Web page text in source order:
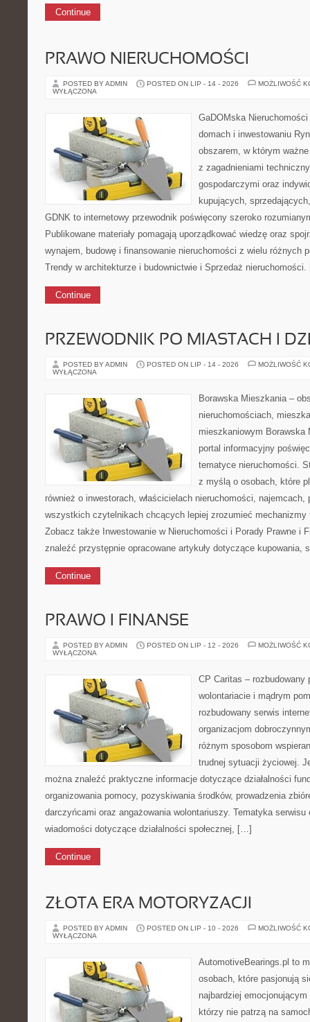
Continue
PRAWO NIERUCHOMOŚCI
POSTED BY ADMIN POSTED ON LIP - 14 - 2026
MOŻLIWOŚĆ
WYŁĄCZONA
GaDOMska
domach i inwestowaniu
obszarem, w którym
z zagadnieniami
gospodarczymi oraz
kupujących,
GDNK to internetowy przewodnik poświęcony szeroko
Publikowane materiały pomagają uporządkować wiedzę oraz
wynajem, budowę i finansowanie nieruchomości z wielu różnych
Trendy w architekturze i budownictwie i Sprzedaż
Continue
PRZEWODNIK PO MIASTACH I
POSTED BY ADMIN POSTED ON LIP - 14 - 2026
MOŻLIWOŚĆ
WYŁĄCZONA
Borawska Mieszkania –
nieruchomościach,
mieszkaniowym Borawska
portal informacyjny
tematyce nieruchomości.
z myślą o osobach, które
również o inwestorach, właścicielach nieruchomości, najemcach,
wszystkich czytelnikach chcących lepiej zrozumieć mechanizmy
Zobacz także Inwestowanie w Nieruchomości i Porady Prawne i
znaleźć przystępnie opracowane artykuły dotyczące kupowania,
Continue
PRAWO I FINANSE
POSTED BY ADMIN POSTED ON LIP - 12 - 2026
MOŻLIWOŚĆ
WYŁĄCZONA
CP Caritas – rozbudowany
wolontariacie i mądrym
rozbudowany serwis
organizacjom
różnym sposobom
trudnej sytuacji życiowej.
można znaleźć praktyczne informacje dotyczące działalności
organizowania pomocy, pozyskiwania środków, prowadzenia
darczyńcami oraz angażowania wolontariuszy. Tematyka
wiadomości dotyczące działalności społecznej, […]
Continue
ZŁOTA ERA MOTORYZACJI
POSTED BY ADMIN POSTED ON LIP - 10 - 2026
MOŻLIWOŚĆ
WYŁĄCZONA
AutomotiveBearings.pl to
osobach, które pasjonują
najbardziej
którzy nie patrzą na